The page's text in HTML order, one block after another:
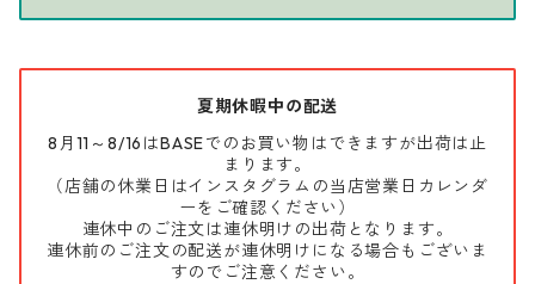
夏期休暇中の配送
8月11～8/16はBASEでのお買い物はできますが出荷は止
まります。
（店舗の休業日はインスタグラムの当店営業日カレンダ
ーをご確認ください）
連休中のご注文は連休明けの出荷となります。
連休前のご注文の配送が連休明けになる場合もございま
すのでご注意ください。